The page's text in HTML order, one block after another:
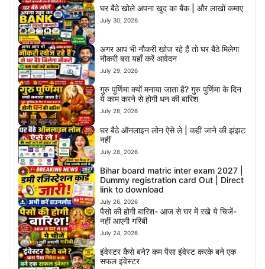
घर बैठे खोले अपना खुद का बैंक | और लाखों कमाए
July 30, 2026
अगर आप भी नौकरी खोज रहे हैं तो घर बैठे मिलेगा
नौकरी बस यहाँ करें आवेदन
July 29, 2026
गुरु पुर्णिमा क्यों मनाया जाता है? गुरु पुर्णिमा के दिन
ये काम करने से होगी धन की बारिश
July 28, 2026
घर बैठे ऑनलाइन लोन ऐसे ले | कहीं जाने की झंझट
नहीं
July 28, 2026
Bihar board matric inter exam 2027 |
Dummy registration card Out | Direct
link to download
July 26, 2026
पैसो की होगी बारिश- आज से घर में रखे ये चिजें-
नहीं आएगी गरिबी
July 24, 2026
इंवेस्टर कैसे बने? कम पैसा इंवेस्ट करके बने एक
सफल इंवेस्टर